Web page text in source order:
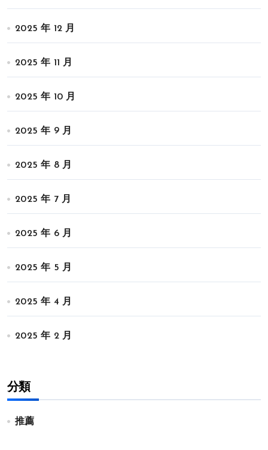
2025 年 12 月
2025 年 11 月
2025 年 10 月
2025 年 9 月
2025 年 8 月
2025 年 7 月
2025 年 6 月
2025 年 5 月
2025 年 4 月
2025 年 2 月
分類
推薦